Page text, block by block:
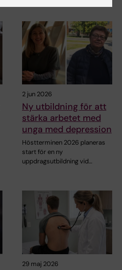
2 jun 2026
Ny utbildning för att
stärka arbetet med
unga med depression
Höstterminen 2026 planeras
start för en ny
uppdragsutbildning vid…
29 maj 2026